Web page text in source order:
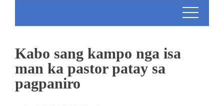
Kabo sang kampo nga isa
man ka pastor patay sa
pagpaniro